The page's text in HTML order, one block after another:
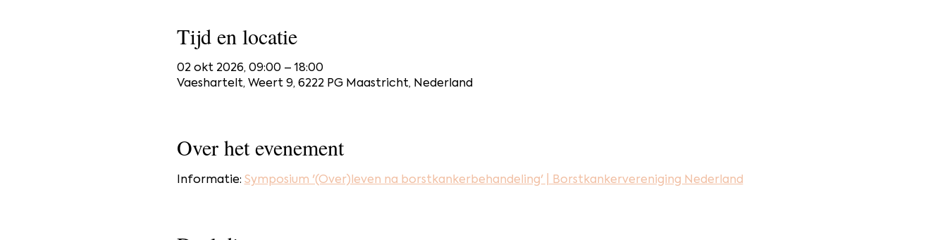
Tijd en locatie
02 okt 2026, 09:00 – 18:00
Vaeshartelt, Weert 9, 6222 PG Maastricht, Nederland
Over het evenement
Informatie: Symposium '(Over)leven na borstkankerbehandeling' | Borstkankervereniging Nederland